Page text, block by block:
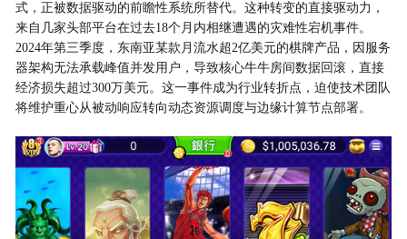
联系我们
式，正被数据驱动的前瞻性系统所替代。这种转变的直接驱动力，
来自几家头部平台在过去18个月内相继遭遇的灾难性宕机事件。
2024年第三季度，东南亚某款月流水超2亿美元的棋牌产品，因服务
器架构无法承载峰值并发用户，导致核心牛牛房间数据回滚，直接
经济损失超过300万美元。这一事件成为行业转折点，迫使技术团队
将维护重心从被动响应转向动态资源调度与边缘计算节点部署。